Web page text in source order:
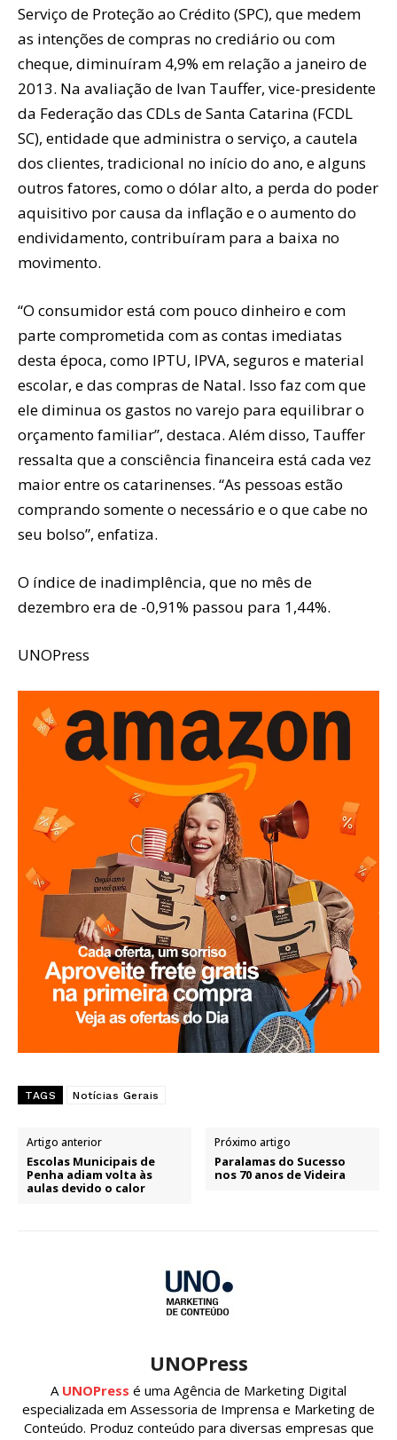
Serviço de Proteção ao Crédito (SPC), que medem
as intenções de compras no crediário ou com
cheque, diminuíram 4,9% em relação a janeiro de
2013. Na avaliação de Ivan Tauffer, vice-presidente
da Federação das CDLs de Santa Catarina (FCDL
SC), entidade que administra o serviço, a cautela
dos clientes, tradicional no início do ano, e alguns
outros fatores, como o dólar alto, a perda do poder
aquisitivo por causa da inflação e o aumento do
endividamento, contribuíram para a baixa no
movimento.
“O consumidor está com pouco dinheiro e com
parte comprometida com as contas imediatas
desta época, como IPTU, IPVA, seguros e material
escolar, e das compras de Natal. Isso faz com que
ele diminua os gastos no varejo para equilibrar o
orçamento familiar”, destaca. Além disso, Tauffer
ressalta que a consciência financeira está cada vez
maior entre os catarinenses. “As pessoas estão
comprando somente o necessário e o que cabe no
seu bolso”, enfatiza.
O índice de inadimplência, que no mês de
dezembro era de -0,91% passou para 1,44%.
UNOPress
TAGS Notícias Gerais
Artigo anterior
Escolas Municipais de
Penha adiam volta às
aulas devido o calor
Próximo artigo
Paralamas do Sucesso
nos 70 anos de Videira
UNOPress
A UNOPress é uma Agência de Marketing Digital
especializada em Assessoria de Imprensa e Marketing de
Conteúdo. Produz conteúdo para diversas empresas que